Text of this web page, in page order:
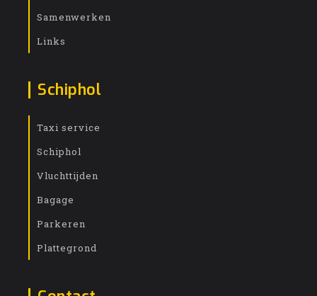
Samenwerken
Links
Schiphol
Taxi service
Schiphol
Vluchttijden
Bagage
Parkeren
Plattegrond